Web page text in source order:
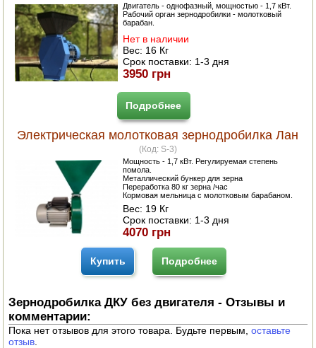
Двигатель - однофазный, мощностью - 1,7 кВт.
Рабочий орган зернодробилки - молотковый
барабан.
Нет в наличии
Вес: 16 Кг
Срок поставки: 1-3 дня
3950 грн
Подробнее
Электрическая молотковая зернодробилка Лан
(Код: S-3)
Мощность - 1,7 кВт. Регулируемая степень
помола.
Металлический бункер для зерна
Переработка 80 кг зерна /час
Кормовая мельница с молотковым барабаном.
Вес: 19 Кг
Срок поставки: 1-3 дня
4070 грн
Купить Подробнее
Зернодробилка ДКУ без двигателя - Отзывы и
комментарии:
Пока нет отзывов для этого товара. Будьте первым,оставьте
отзыв